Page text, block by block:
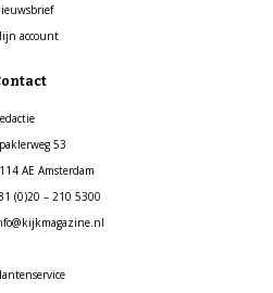
account
53
AE Amsterdam
(0)20 – 210 5300